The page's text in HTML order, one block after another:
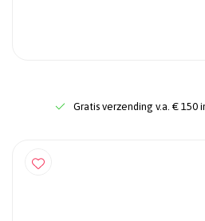
Gratis verzending v.a. € 150